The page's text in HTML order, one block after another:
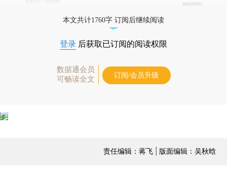
本文共计1760字 订阅后继续阅读
登录 后获取已订阅的阅读权限
数据通会员
可畅读全文
订阅/会员升级
责任编辑：蒋飞 | 版面编辑：吴秋晗